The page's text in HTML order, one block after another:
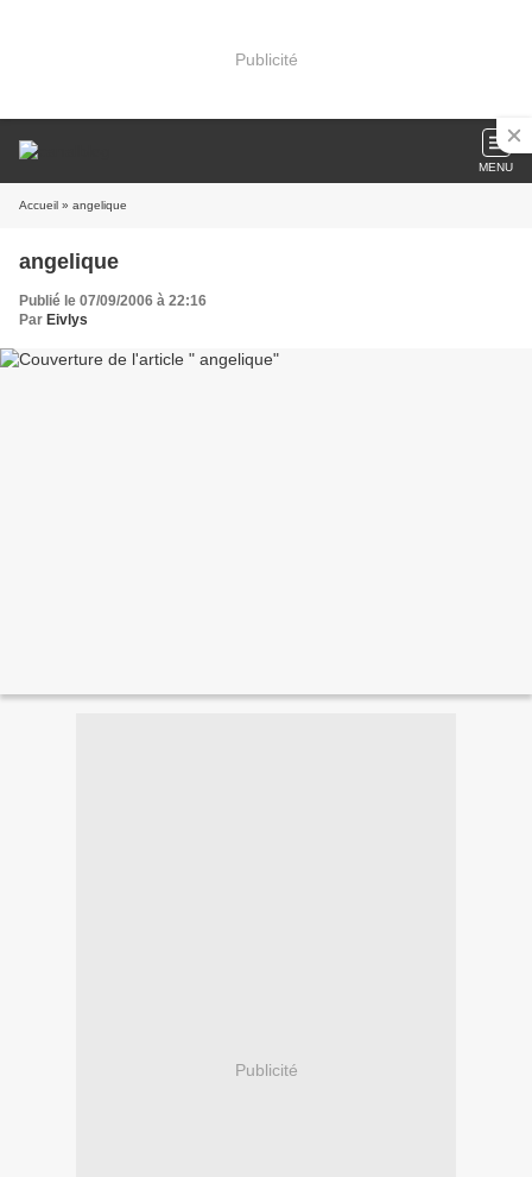
Publicité
MENU
Accueil » angelique
angelique
Publié le 07/09/2006 à 22:16
Par Eivlys
Publicité